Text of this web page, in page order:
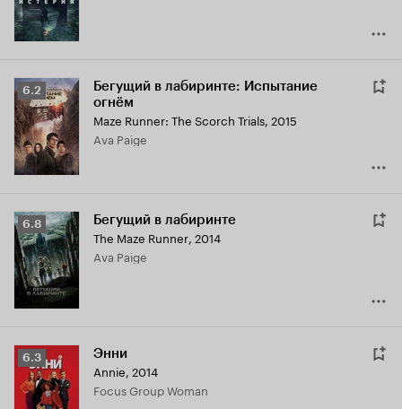
Рейтинг
Кинопоиска
6.2
6.2
Бегущий в лабиринте: Испытание
огнём
Maze Runner: The Scorch Trials, 2015
Ava Paige
Рейтинг
Кинопоиска
6.8
6.8 Бегущий в лабиринте
The Maze Runner, 2014
Ava Paige
Рейтинг
Кинопоиска
6.3
6.3 Энни
Annie, 2014
Focus Group Woman